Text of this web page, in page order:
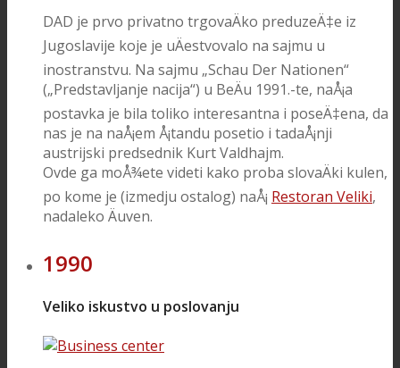
DAD je prvo privatno trgovaÄko preduzeÄ‡e iz
Jugoslavije koje je uÄestvovalo na sajmu u
inostranstvu. Na sajmu „Schau Der Nationen“
(„Predstavljanje nacija“) u BeÄu 1991.-te, naÅ¡a
postavka je bila toliko interesantna i poseÄ‡ena, da
nas je na naÅ¡em Å¡tandu posetio i tadaÅ¡nji
austrijski predsednik Kurt Valdhajm.
Ovde ga moÅ¾ete videti kako proba slovaÄki kulen,
po kome je (izmedju ostalog) naÅ¡ Restoran Veliki,
nadaleko Äuven.
1990
Veliko iskustvo u poslovanju